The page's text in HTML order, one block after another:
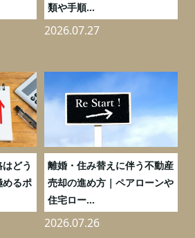
類や手順...
2026.07.27
どう
めるポ
離婚・住み替えに伴う不動産
売却の進め方｜ペアローンや
住宅ロー...
2026.07.26